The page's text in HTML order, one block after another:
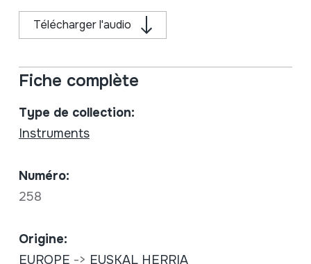
Télécharger l'audio
Fiche complète
Type de collection:
Instruments
Numéro:
258
Origine:
EUROPE -> EUSKAL HERRIA